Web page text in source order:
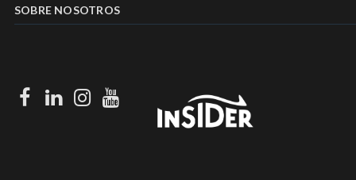
SOBRE NOSOTROS
Facebook
LinkedIn
Instagram
Youtube